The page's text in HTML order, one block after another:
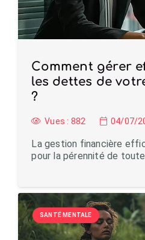
Comment gérer
les dettes de
?
Vues : 882 04/07/
La gestion financière
pour la pérennité de
SANTÉ MENTALE